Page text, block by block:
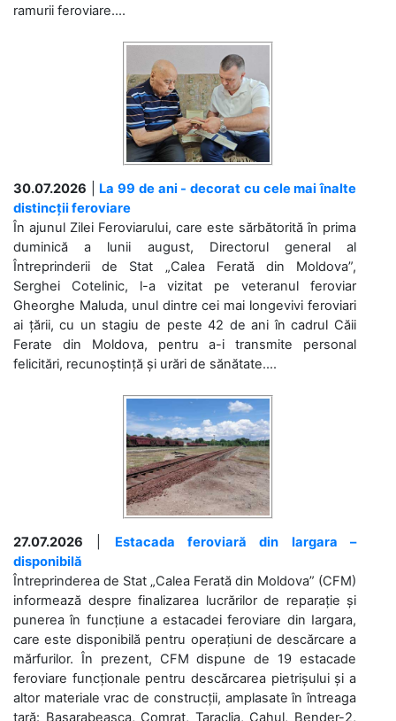
ramurii feroviare....
30.07.2026
La 99 de ani - decorat cu cele mai înalte
distincții feroviare
În ajunul Zilei Feroviarului, care este sărbătorită în prima
duminică a lunii august, Directorul general al
Întreprinderii de Stat „Calea Ferată din Moldova”,
Serghei Cotelinic, l-a vizitat pe veteranul feroviar
Gheorghe Maluda, unul dintre cei mai longevivi feroviari
ai țării, cu un stagiu de peste 42 de ani în cadrul Căii
Ferate din Moldova, pentru a-i transmite personal
felicitări, recunoștință și urări de sănătate....
27.07.2026
Estacada feroviară din Iargara –
disponibilă
Întreprinderea de Stat „Calea Ferată din Moldova” (CFM)
informează despre finalizarea lucrărilor de reparație și
punerea în funcțiune a estacadei feroviare din Iargara,
care este disponibilă pentru operațiuni de descărcare a
mărfurilor. În prezent, CFM dispune de 19 estacade
feroviare funcționale pentru descărcarea pietrișului și a
altor materiale vrac de construcții, amplasate în întreaga
țară: Basarabeasca, Comrat, Taraclia, Cahul, Bender-2,